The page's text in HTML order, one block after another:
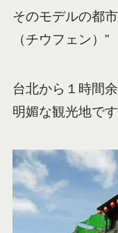
そのモデルの都
（チウフェン）”
台北から１時間
明媚な観光地です